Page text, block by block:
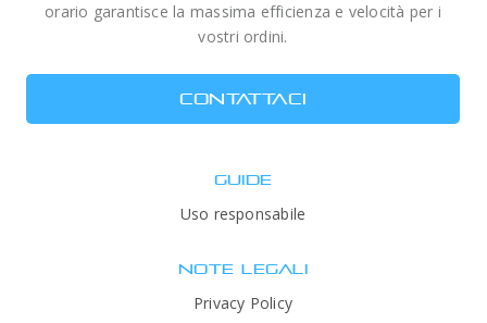
orario garantisce la massima efficienza e velocità per i
vostri ordini.
CONTATTACI
GUIDE
Uso responsabile
NOTE LEGALI
Privacy Policy